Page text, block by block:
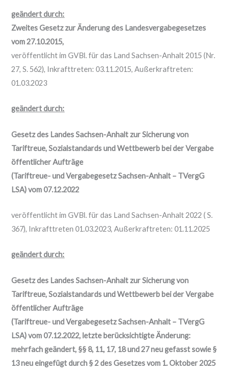
geändert durch:
Zweites Gesetz zur Änderung des Landesvergabegesetzes
vom 27.10.2015,
veröffentlicht im GVBl. für das Land Sachsen-Anhalt 2015 (Nr.
27, S. 562), Inkrafttreten: 03.11.2015, Außerkraftreten:
01.03.2023
geändert durch:
Gesetz des Landes Sachsen-Anhalt zur Sicherung von
Tariftreue, Sozialstandards und Wettbewerb bei der Vergabe
öffentlicher Aufträge
(Tariftreue- und Vergabegesetz Sachsen-Anhalt – TVergG
LSA) vom 07.12.2022
veröffentlicht im GVBl. für das Land Sachsen-Anhalt 2022 ( S.
367), Inkrafttreten 01.03.2023, Außerkraftreten: 01.11.2025
geändert durch:
Gesetz des Landes Sachsen-Anhalt zur Sicherung von
Tariftreue, Sozialstandards und Wettbewerb bei der Vergabe
öffentlicher Aufträge
(Tariftreue- und Vergabegesetz Sachsen-Anhalt – TVergG
LSA) vom 07.12.2022, letzte berücksichtigte Änderung:
mehrfach geändert, §§ 8, 11, 17, 18 und 27 neu gefasst sowie §
13 neu eingefügt durch § 2 des Gesetzes vom 1. Oktober 2025